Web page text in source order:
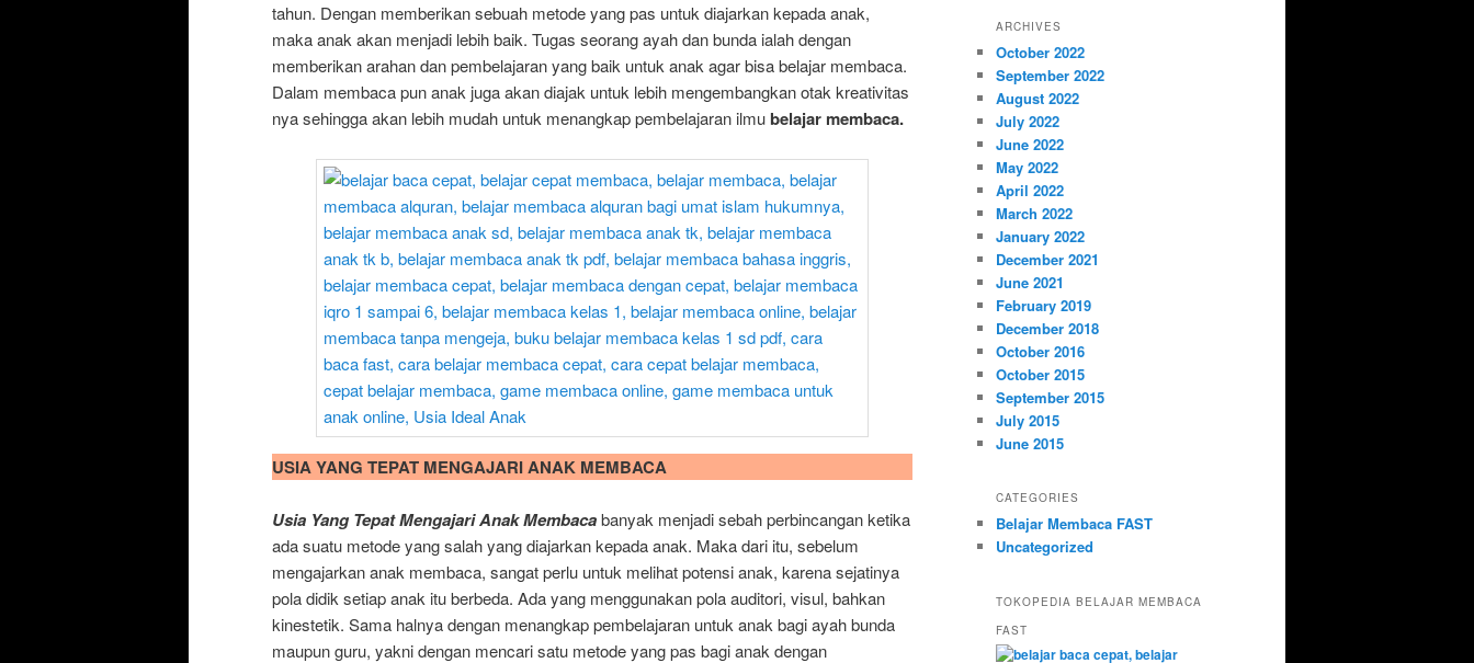
tahun. Dengan memberikan sebuah metode yang pas untuk diajarkan kepada anak,
maka anak akan menjadi lebih baik. Tugas seorang ayah dan bunda ialah dengan
memberikan arahan dan pembelajaran yang baik untuk anak agar bisa belajar membaca.
Dalam membaca pun anak juga akan diajak untuk lebih mengembangkan otak kreativitas
nya sehingga akan lebih mudah untuk menangkap pembelajaran ilmubelajar membaca.
USIA YANG TEPAT MENGAJARI ANAK MEMBACA
Usia Yang Tepat Mengajari Anak Membacabanyak menjadi sebah perbincangan ketika
ada suatu metode yang salah yang diajarkan kepada anak. Maka dari itu, sebelum
mengajarkan anak membaca, sangat perlu untuk melihat potensi anak, karena sejatinya
pola didik setiap anak itu berbeda. Ada yang menggunakan pola auditori, visul, bahkan
kinestetik. Sama halnya dengan menangkap pembelajaran untuk anak bagi ayah bunda
maupun guru, yakni dengan mencari satu metode yang pas bagi anak dengan
ARCHIVES
October 2022
September 2022
August 2022
July 2022
June 2022
May 2022
April 2022
March 2022
January 2022
December 2021
June 2021
February 2019
December 2018
October 2016
October 2015
September 2015
July 2015
June 2015
CATEGORIES
Belajar Membaca FAST
Uncategorized
TOKOPEDIA BELAJAR MEMBACA
FAST